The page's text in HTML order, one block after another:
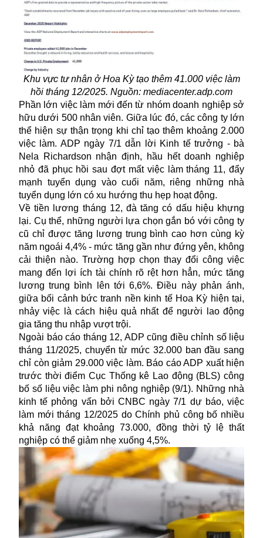
Khu vực tư nhân ở Hoa Kỳ tạo thêm 41.000 việc làm
hồi tháng 12/2025. Nguồn: mediacenter.adp.com
Phần lớn việc làm mới đến từ nhóm doanh nghiệp sở
hữu dưới 500 nhân viên. Giữa lúc đó, các công ty lớn
thể hiện sự thận trọng khi chỉ tạo thêm khoảng 2.000
việc làm. ADP ngày 7/1 dẫn lời Kinh tế trưởng - bà
Nela Richardson nhận định, hầu hết doanh nghiệp
nhỏ đã phục hồi sau đợt mất việc làm tháng 11, đẩy
mạnh tuyển dụng vào cuối năm, riêng những nhà
tuyển dụng lớn có xu hướng thu hẹp hoạt động.
Về tiền lương tháng 12, đà tăng có dấu hiệu khựng
lại. Cụ thể, những người lựa chọn gắn bó với công ty
cũ chỉ được tăng lương trung bình cao hơn cùng kỳ
năm ngoái 4,4% - mức tăng gần như đứng yên, không
cải thiện nào. Trường hợp chọn thay đổi công việc
mang đến lợi ích tài chính rõ rệt hơn hẳn, mức tăng
lương trung bình lên tới 6,6%. Điều này phản ánh,
giữa bối cảnh bức tranh nền kinh tế Hoa Kỳ hiện tại,
nhảy việc là cách hiệu quả nhất để người lao động
gia tăng thu nhập vượt trội.
Ngoài báo cáo tháng 12, ADP cũng điều chỉnh số liệu
tháng 11/2025, chuyển từ mức 32.000 ban đầu sang
chỉ còn giảm 29.000 việc làm. Báo cáo ADP xuất hiện
trước thời điểm Cục Thống kê Lao động (BLS) công
bố số liệu việc làm phi nông nghiệp (9/1). Những nhà
kinh tế phỏng vấn bởi CNBC ngày 7/1 dự báo, việc
làm mới tháng 12/2025 do Chính phủ công bố nhiều
khả năng đạt khoảng 73.000, đồng thời tỷ lệ thất
nghiệp có thể giảm nhẹ xuống 4,5%.